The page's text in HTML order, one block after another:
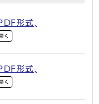
形式,
く
形式,
く